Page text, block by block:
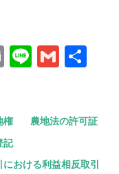
E Li G
権
農地法の許可証
記
おける利益相反取引